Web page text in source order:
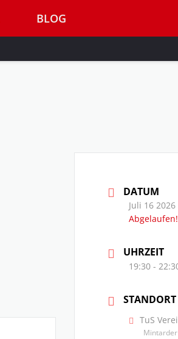
BLOG
DATUM
Juli 16 2026
Abgelaufen!
UHRZEIT
19:30 -
STANDORT
TuS
Mintarder